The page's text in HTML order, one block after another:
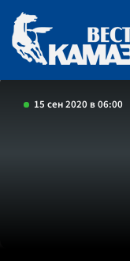
15 сен 2020 в 06:00